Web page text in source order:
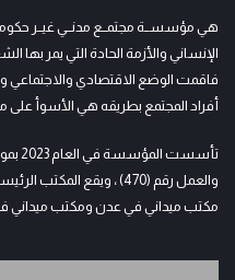
هي مؤسســة مجتمــع مدنــي غيــر
الإنساني والأزمة الحادة التي يمر بها
فاقمت الوضع الاقتصادي والاجتماعي
أفراد المجتمع بطريقه هي الأسوأ على مر
والعمل رقم (470) ، ويقع
مكتب ميداني في عدن ومكتب ميداني